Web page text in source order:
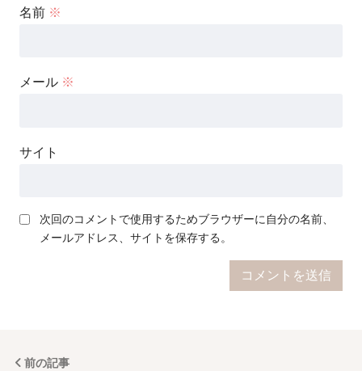
名前 ※
メール ※
サイト
次回のコメントで使用するためブラウザーに自分の名前、
メールアドレス、サイトを保存する。
前の記事